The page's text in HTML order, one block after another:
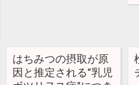
はちみつの摂取が原
因と推定される“乳児